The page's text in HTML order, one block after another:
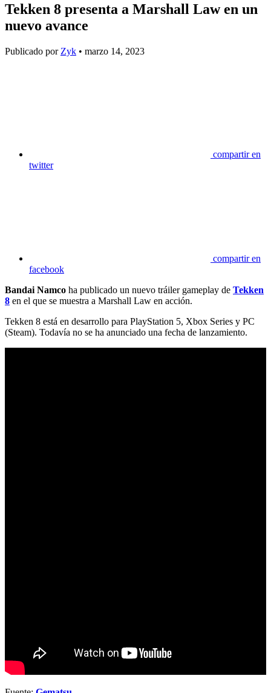
Tekken 8 presenta a Marshall Law en un
nuevo avance
Publicado por Zyk • marzo 14, 2023
compartir en
twitter
compartir en
facebook
Bandai Namco ha publicado un nuevo tráiler gameplay de Tekken
8 en el que se muestra a Marshall Law en acción.
Tekken 8 está en desarrollo para PlayStation 5, Xbox Series y PC
(Steam). Todavía no se ha anunciado una fecha de lanzamiento.